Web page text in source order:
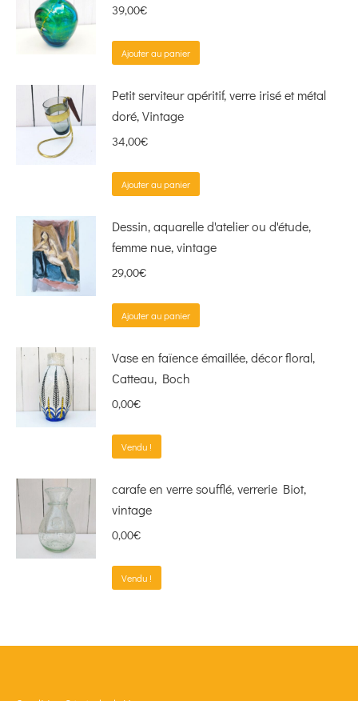
39,00€
Ajouter au panier
Petit serviteur apéritif, verre irisé et métal
doré, Vintage
34,00€
Ajouter au panier
Dessin, aquarelle d'atelier ou d'étude,
femme nue, vintage
29,00€
Ajouter au panier
Vase en faïence émaillée, décor floral,
Catteau, Boch
0,00€
Vendu !
carafe en verre soufflé, verrerie Biot,
vintage
0,00€
Vendu !